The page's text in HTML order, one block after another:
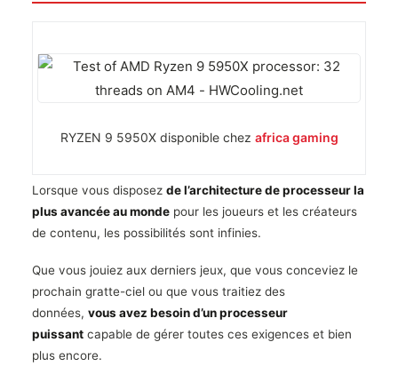
RYZEN 9 5950X disponible chez africa gaming
Lorsque vous disposez de l’architecture de processeur la
plus avancée au monde pour les joueurs et les créateurs
de contenu, les possibilités sont infinies.
Que vous jouiez aux derniers jeux, que vous conceviez le
prochain gratte-ciel ou que vous traitiez des
données, vous avez besoin d’un processeur
puissant capable de gérer toutes ces exigences et bien
plus encore.